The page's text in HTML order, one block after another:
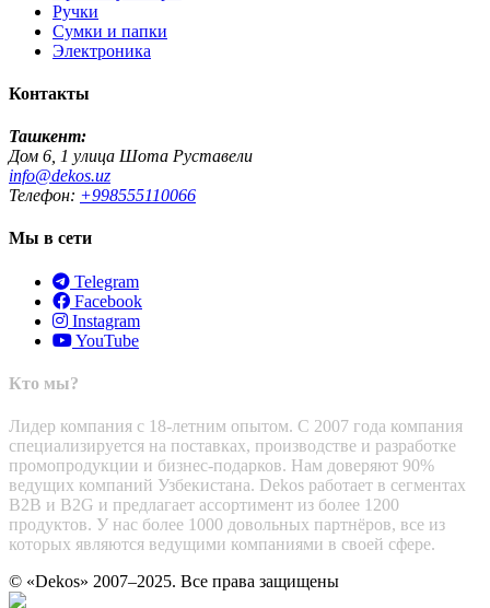
Ручки
Сумки и папки
Электроника
Контакты
Ташкент:
Дом 6, 1 улица Шота Руставели
info@dekos.uz
Телефон: +998555110066
Мы в сети
Telegram
Facebook
Instagram
YouTube
Кто мы?
Лидер компания с 18-летним опытом. С 2007 года компания
специализируется на поставках, производстве и разработке
промопродукции и бизнес-подарков. Нам доверяют 90%
ведущих компаний Узбекистана. Dekos работает в сегментах
B2B и B2G и предлагает ассортимент из более 1200
продуктов. У нас более 1000 довольных партнёров, все из
которых являются ведущими компаниями в своей сфере.
© «Dekos» 2007–2025. Все права защищены